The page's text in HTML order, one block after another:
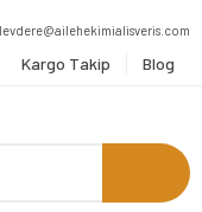
Kargo Takip Blog